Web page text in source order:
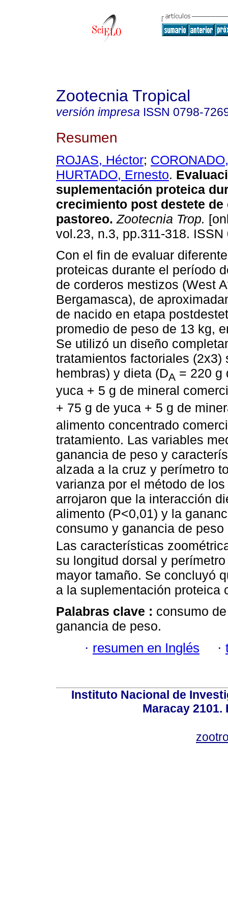
Zootecnia Tropical
versión impresa ISSN 0798-
Resumen
ROJAS, Héctor;
HURTADO, Ernesto.
suplementación proteica
crecimiento post destete de
pastoreo. Zootecnia Trop.
vol.23, n.3, pp.311-318. ISSN
Con el fin de evaluar
proteicas durante el período
de corderos mestizos (West
Bergamasca), de
de nacido en etapa
promedio de peso de 13 kg,
Se utilizó un diseño
tratamientos factoriales
hembras) y dieta (DA = 220 g
yuca + 5 g de mineral
+ 75 g de yuca + 5 g de
alimento concentrado
tratamiento. Las variables
ganancia de peso y
alzada a la cruz y perímetro
varianza por el método de
arrojaron que la interacción
alimento (P<0,01) y la
consumo y ganancia de
Las características
su longitud dorsal y
mayor tamaño. Se concluyó
a la suplementación proteica
Palabras clave : consumo
ganancia de peso.
· resumen en Inglés ·
Instituto Nacional de
Maracay 2101.